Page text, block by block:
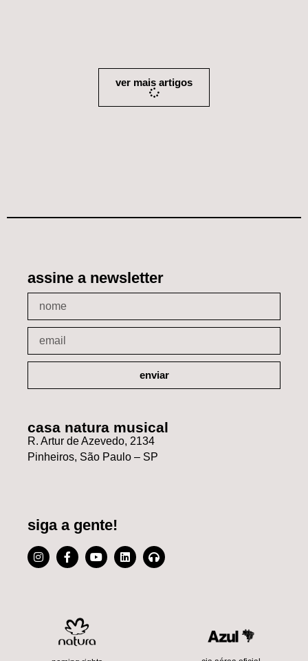
ver mais artigos
assine a newsletter
enviar
casa natura musical
R. Artur de Azevedo, 2134
Pinheiros, São Paulo – SP
siga a gente!